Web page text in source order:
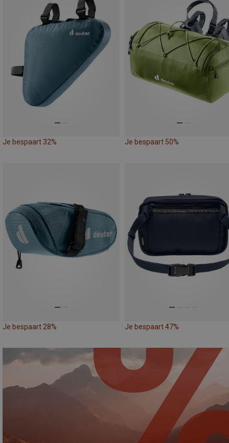
Je bespaart 32% Je bespaart 50%
Je bespaart 28% Je bespaart 47%